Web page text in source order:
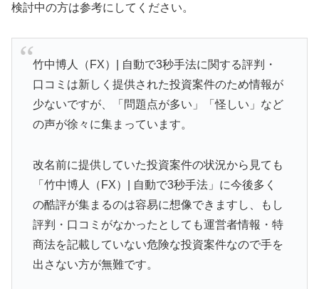
検討中の方は参考にしてください。
竹中博人（FX）| 自動で3秒手法に関する評判・
口コミは新しく提供された投資案件のため情報が
少ないですが、「問題点が多い」「怪しい」など
の声が徐々に集まっています。
改名前に提供していた投資案件の状況から見ても
「竹中博人（FX）| 自動で3秒手法」に今後多く
の酷評が集まるのは容易に想像できますし、もし
評判・口コミがなかったとしても運営者情報・特
商法を記載していない危険な投資案件なので手を
出さない方が無難です。